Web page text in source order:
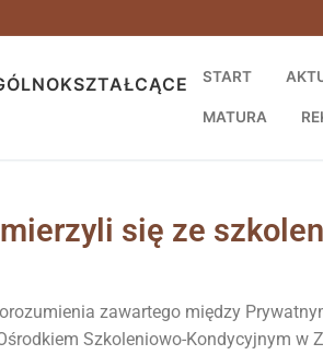
START
MATURA
się ze
zawartego między
Szkoleniowo-Kondycyjnym w